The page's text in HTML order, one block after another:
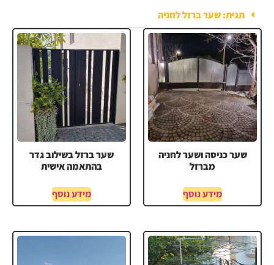
תגית: שער ברזל לחניה
שער כניסה ושער לחניה
מברזל
מידע נוסף
שער ברזל בשילוב גדר
בהתאמה אישית
מידע נוסף